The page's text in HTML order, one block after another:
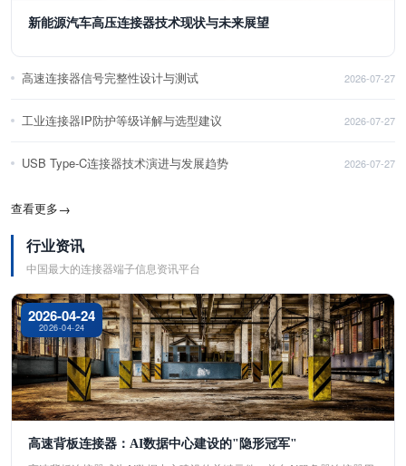
新能源汽车高压连接器技术现状与未来展望
高速连接器信号完整性设计与测试 2026-07-27
工业连接器IP防护等级详解与选型建议 2026-07-27
USB Type-C连接器技术演进与发展趋势 2026-07-27
查看更多→
行业资讯
中国最大的连接器端子信息资讯平台
2026-04-24
2026-04-24
高速背板连接器：AI数据中心建设的"隐形冠军"